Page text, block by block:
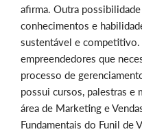
afirma. Outra
conhecimentos e
sustentável e
empreendedores que
processo de
possui cursos, palestras e
área de Marketing e
Fundamentais do Funil de